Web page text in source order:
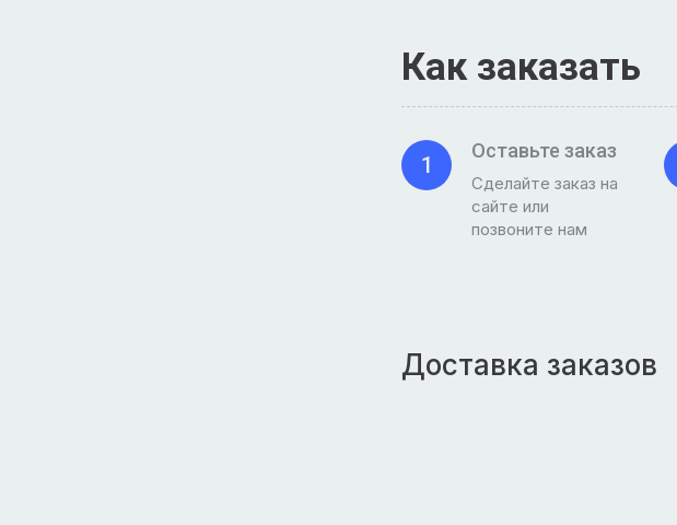
Как заказать
1
Оставьте заказ
Сделайте заказ на
сайте или
позвоните нам
Доставка заказов